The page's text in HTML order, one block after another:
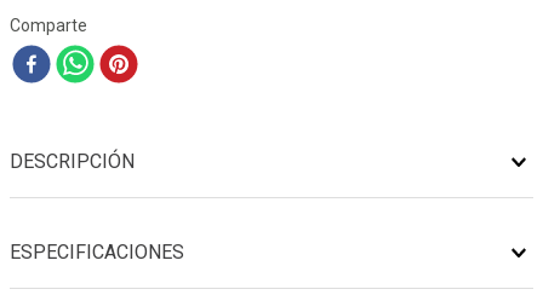
Comparte
DESCRIPCIÓN
ESPECIFICACIONES